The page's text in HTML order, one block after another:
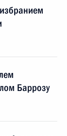
Баррозу